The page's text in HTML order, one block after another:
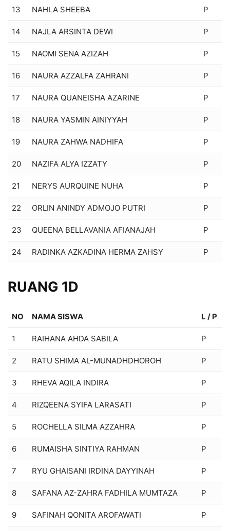
13 NAHLA SHEEBA P
14 NAJLA ARSINTA DEWI P
15 NAOMI SENA AZIZAH P
16 NAURA AZZALFA ZAHRANI P
17 NAURA QUANEISHA AZARINE P
18 NAURA YASMIN AINIYYAH P
19 NAURA ZAHWA NADHIFA P
20 NAZIFA ALYA IZZATY P
21 NERYS AURQUINE NUHA P
22 ORLIN ANINDY ADMOJO PUTRI P
23 QUEENA BELLAVANIA AFIANAJAH P
24 RADINKA AZKADINA HERMA ZAHSY P
RUANG 1D
NO NAMA SISWA L / P
1 RAIHANA AHDA SABILA P
2 RATU SHIMA AL-MUNADHDHOROH P
3 RHEVA AQILA INDIRA P
4 RIZQEENA SYIFA LARASATI P
5 ROCHELLA SILMA AZZAHRA P
6 RUMAISHA SINTIYA RAHMAN P
7 RYU GHAISANI IRDINA DAYYINAH P
8 SAFANA AZ-ZAHRA FADHILA MUMTAZA P
9 SAFINAH QONITA AROFAWATI P